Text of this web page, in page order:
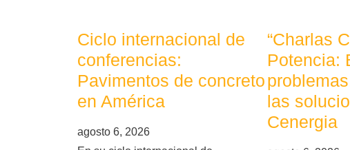
Ciclo internacional de
conferencias:
Pavimentos de concreto
en América
agosto 6, 2026
“Charlas
Potencia:
las
Cenergia